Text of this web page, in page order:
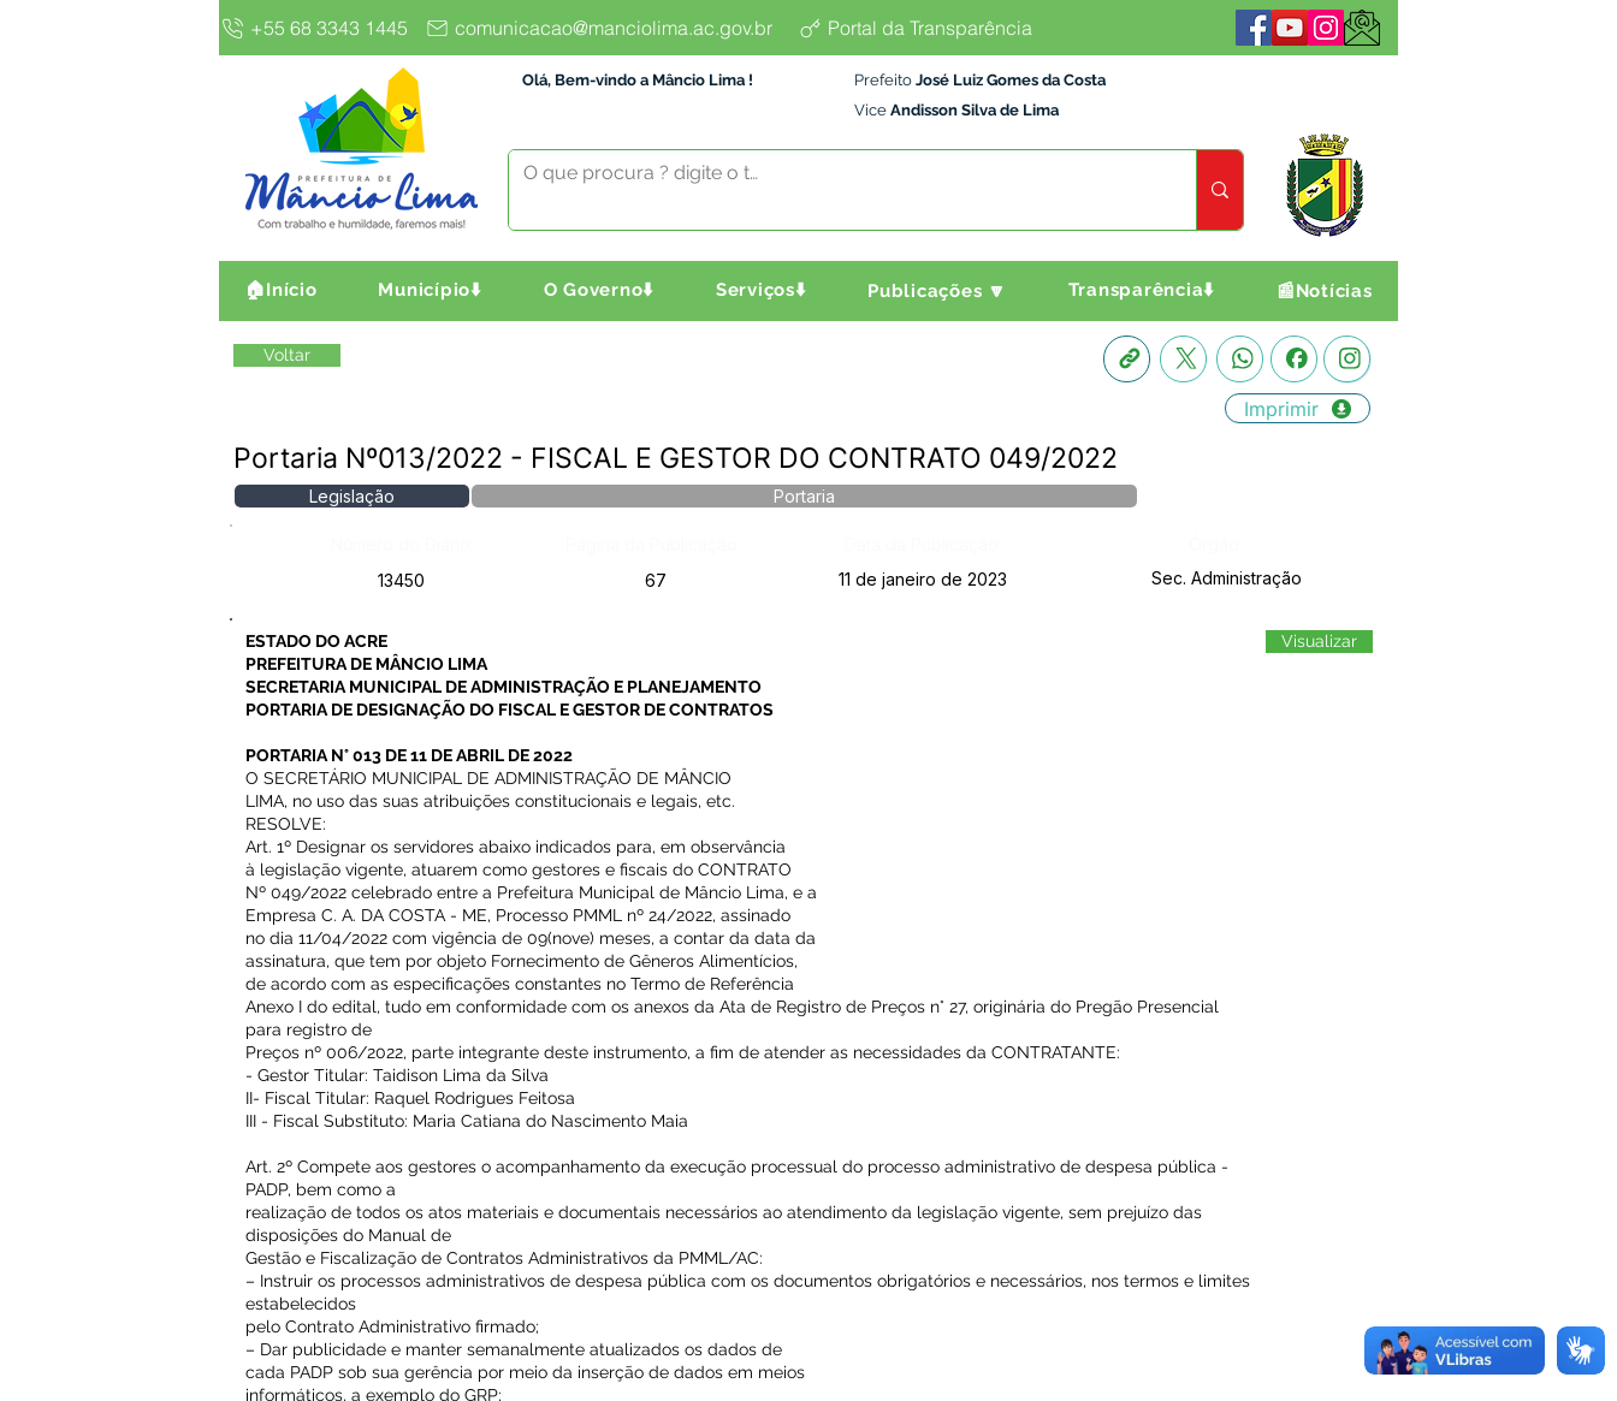
+55 68 3343 1445 comunicacao@manciolima.ac.gov.br Portal da Transparência
Olá, Bem-vindo a Mâncio Lima ! Prefeito José Luiz Gomes da Costa
Vice Andisson Silva de Lima
🏠Início Município⬇️ O Governo⬇️ Serviços⬇️ Publicações 🔽 Transparência⬇️ 📰Notícias
Voltar
Imprimir
Portaria Nº013/2022 - FISCAL E GESTOR DO CONTRATO 049/2022
Legislação Portaria
13450
67 11 de janeiro de 2023 Sec. Administração
ESTADO DO ACRE
PREFEITURA DE MÂNCIO LIMA
SECRETARIA MUNICIPAL DE ADMINISTRAÇÃO E PLANEJAMENTO
PORTARIA DE DESIGNAÇÃO DO FISCAL E GESTOR DE CONTRATOS
PORTARIA N° 013 DE 11 DE ABRIL DE 2022
O SECRETÁRIO MUNICIPAL DE ADMINISTRAÇÃO DE MÂNCIO
LIMA, no uso das suas atribuições constitucionais e legais, etc.
RESOLVE:
Art. 1º Designar os servidores abaixo indicados para, em observância
à legislação vigente, atuarem como gestores e fiscais do CONTRATO
Nº 049/2022 celebrado entre a Prefeitura Municipal de Mâncio Lima, e a
Empresa C. A. DA COSTA - ME, Processo PMML nº 24/2022, assinado
no dia 11/04/2022 com vigência de 09(nove) meses, a contar da data da
assinatura, que tem por objeto Fornecimento de Gêneros Alimentícios,
de acordo com as especificações constantes no Termo de Referência
Anexo I do edital, tudo em conformidade com os anexos da Ata de Registro de Preços n° 27, originária do Pregão Presencial
para registro de
Preços nº 006/2022, parte integrante deste instrumento, a fim de atender as necessidades da CONTRATANTE:
- Gestor Titular: Taidison Lima da Silva
II- Fiscal Titular: Raquel Rodrigues Feitosa
III - Fiscal Substituto: Maria Catiana do Nascimento Maia
Art. 2º Compete aos gestores o acompanhamento da execução processual do processo administrativo de despesa pública -
PADP, bem como a
realização de todos os atos materiais e documentais necessários ao atendimento da legislação vigente, sem prejuízo das
disposições do Manual de
Gestão e Fiscalização de Contratos Administrativos da PMML/AC:
– Instruir os processos administrativos de despesa pública com os documentos obrigatórios e necessários, nos termos e limites
estabelecidos
pelo Contrato Administrativo firmado;
– Dar publicidade e manter semanalmente atualizados os dados de
cada PADP sob sua gerência por meio da inserção de dados em meios
informáticos, a exemplo do GRP;
Visualizar